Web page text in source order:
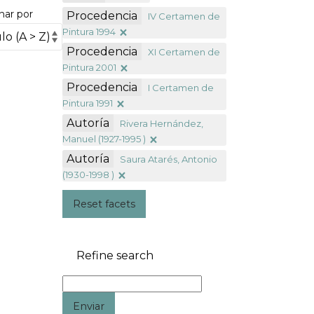
por
Procedencia
IV Certamen de
Pintura 1994
Procedencia
XI Certamen de
Pintura 2001
Procedencia
I Certamen de
Pintura 1991
Autoría
Rivera Hernández,
Manuel (1927-1995 )
Autoría
Saura Atarés, Antonio
(1930-1998 )
Reset facets
Refine search
Enviar